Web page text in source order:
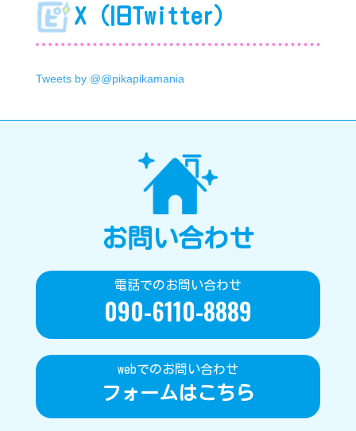
X（旧Twitter）
Tweets by @@pikapikamania
お問い合わせ
電話でのお問い合わせ
090-6110-8889
webでのお問い合わせ
フォームはこちら